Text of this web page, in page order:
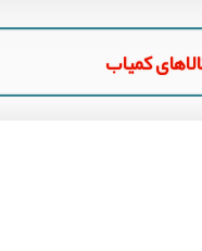
کمیاب